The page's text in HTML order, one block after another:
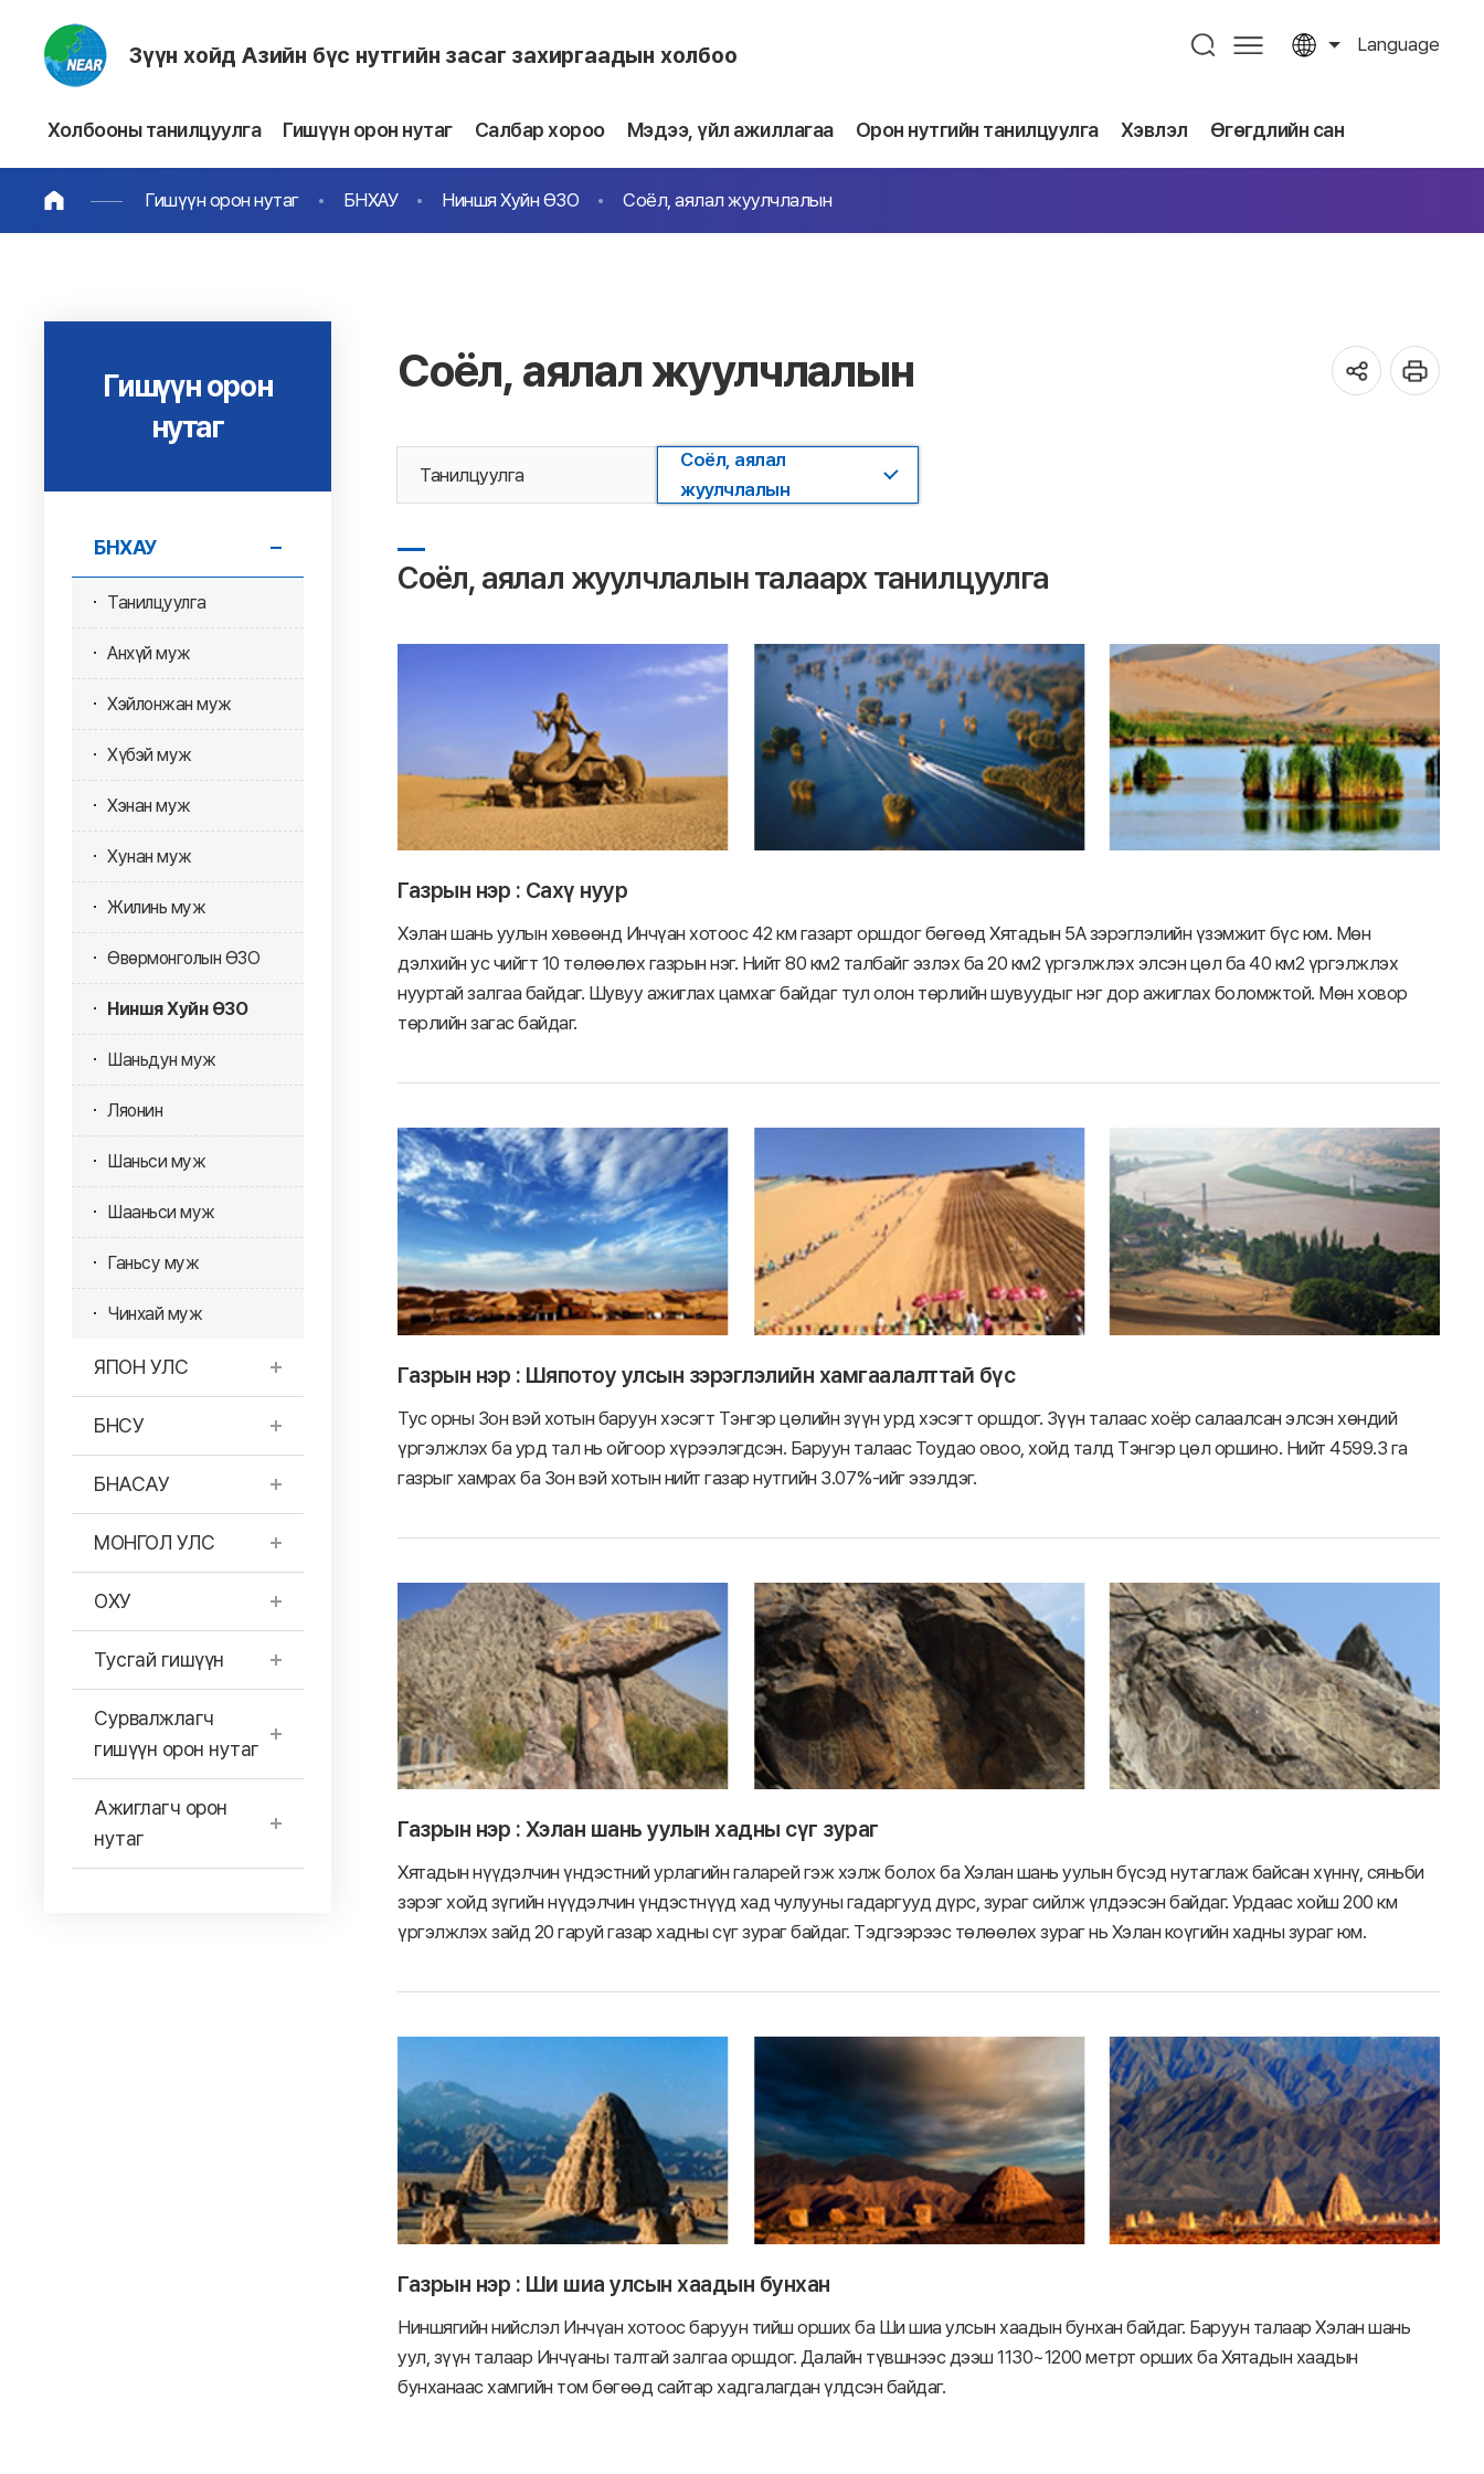
Зүүн хойд Азийн бүс нутгийн засаг захиргаадын холбоо Language
Холбооны танилцуулга Гишүүн орон нутаг Салбар хороо Мэдээ, үйл ажиллагаа Орон нутгийн танилцуулга Хэвлэл Өгөгдлийн сан
Гишүүн орон нутаг БНХАУ Ниншя Хуйн ӨЗО Соёл, аялал жуулчлалын
Гишүүн орон
нутаг
БНХАУ
Танилцуулга
Анхүй муж
Хэйлонжан муж
Хүбэй муж
Хэнан муж
Хунан муж
Жилинь муж
Өвөрмонголын ӨЗО
Ниншя Хуйн ӨЗО
Шаньдун муж
Ляонин
Шаньси муж
Шааньси муж
Ганьсу муж
Чинхай муж
ЯПОН УЛС
БНСУ
БНАСАУ
МОНГОЛ УЛС
ОХУ
Тусгай гишүүн
Сурвалжлагч
гишүүн орон нутаг
Ажиглагч орон
нутаг
Соёл, аялал жуулчлалын
Танилцуулга
Соёл, аялал
жуулчлалын
Соёл, аялал жуулчлалын талаарх танилцуулга
Газрын нэр : Сахү нуур
Хэлан шань уулын хөвөөнд Инчүан хотоос 42 км газарт оршдог бөгөөд Хятадын 5А зэрэглэлийн үзэмжит бүс юм. Мөн
дэлхийн ус чийгт 10 төлөөлөх газрын нэг. Нийт 80 км2 талбайг эзлэх ба 20 км2 үргэлжлэх элсэн цөл ба 40 км2 үргэлжлэх
нууртай залгаа байдаг. Шувуу ажиглах цамхаг байдаг тул олон төрлийн шувуудыг нэг дор ажиглах боломжтой. Мөн ховор
төрлийн загас байдаг.
Газрын нэр : Шяпотоу улсын зэрэглэлийн хамгаалалттай бүс
Тус орны Зон вэй хотын баруун хэсэгт Тэнгэр цөлийн зүүн урд хэсэгт оршдог. Зүүн талаас хоёр салаалсан элсэн хөндий
үргэлжлэх ба урд тал нь ойгоор хүрээлэгдсэн. Баруун талаас Тоудао овоо, хойд талд Тэнгэр цөл оршино. Нийт 4599.3 га
газрыг хамрах ба Зон вэй хотын нийт газар нутгийн 3.07%-ийг эзэлдэг.
Газрын нэр : Хэлан шань уулын хадны сүг зураг
Хятадын нүүдэлчин үндэстний урлагийн галарей гэж хэлж болох ба Хэлан шань уулын бүсэд нутаглаж байсан хүннү, сяньби
зэрэг хойд зүгийн нүүдэлчин үндэстнүүд хад чулууны гадаргууд дүрс, зураг сийлж үлдээсэн байдаг. Урдаас хойш 200 км
үргэлжлэх зайд 20 гаруй газар хадны сүг зураг байдаг. Тэдгээрээс төлөөлөх зураг нь Хэлан коүгийн хадны зураг юм.
Газрын нэр : Ши шиа улсын хаадын бунхан
Ниншягийн нийслэл Инчүан хотоос баруун тийш орших ба Ши шиа улсын хаадын бунхан байдаг. Баруун талаар Хэлан шань
уул, зүүн талаар Инчүаны талтай залгаа оршдог. Далайн түвшнээс дээш 1130~1200 метрт орших ба Хятадын хаадын
бунханаас хамгийн том бөгөөд сайтар хадгалагдан үлдсэн байдаг.